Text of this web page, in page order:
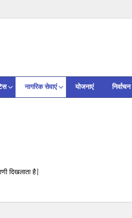
नागरिक सेवाएं योजनाएं निर्वाचन
दिखलाता है|